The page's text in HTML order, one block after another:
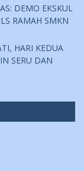
DEMO EKSKUL
RAMAH SMKN
HARI KEDUA
SERU DAN